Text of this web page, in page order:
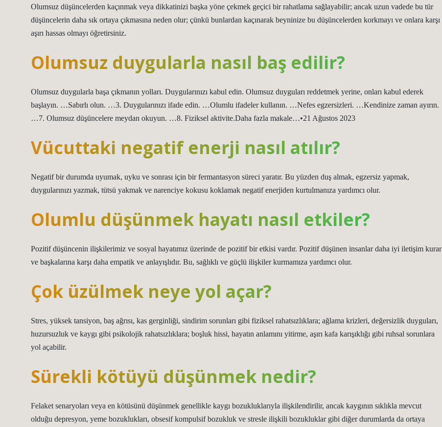
Olumsuz düşüncelerden kaçınmak veya dikkatinizi başka yöne çekmek geçici bir rahatlama sağlayabilir; ancak uzun vadede bu tür
düşüncelerin daha sık ortaya çıkmasına neden olur; çünkü bunlardan kaçınarak beyninize bu düşüncelerden korkmayı ve onlara karşı
aşırı hassas olmayı öğretirsiniz.
Olumsuz duygularla nasıl baş edilir?
Olumsuz duygularla başa çıkmanın yolları. Duygularınızı kabul edin. Olumsuz duyguları reddetmek yerine, onları kabul ederek
başlayın. …Sabırlı olun. …3. Duygularınızı ifade edin. …Olumlu ifadeler kullanın. …Nefes egzersizleri. …Kendinize zaman ayırın.
…7. Olumsuz düşüncelere meydan okuyun. …8. Fiziksel aktivite.Daha fazla makale…•21 Ağustos 2023
Vücuttaki negatif enerji nasıl atılır?
Negatif bir durumda uyumak, uyku ve sonrası için bir fermantasyon süreci yaratır. Bu yüzden duş almak, egzersiz yapmak,
duygularınızı yazmak, tütsü yakmak ve narenciye kokusu koklamak negatif enerjiden kurtulmanıza yardımcı olur.
Olumlu düşünmek hayatı nasıl etkiler?
Pozitif düşüncenin ilişkilerimiz ve sosyal hayatımız üzerinde de pozitif bir etkisi vardır. Pozitif düşünen insanlar daha iyi iletişim kurar
ve başkalarına karşı daha empatik ve anlayışlıdır. Bu, sağlıklı ve güçlü ilişkiler kurmamıza yardımcı olur.
Çok üzülmek neye yol açar?
Stres, yüksek tansiyon, baş ağrısı, kas gerginliği, sindirim sorunları gibi fiziksel rahatsızlıklara; ağlama krizleri, değersizlik duyguları,
huzursuzluk ve kaygı gibi psikolojik rahatsızlıklara; boşluk hissi, hayatın anlamını yitirme, aşırı kafa karışıklığı gibi ruhsal sorunlara
yol açabilir.
Sürekli kötüyü düşünmek nedir?
Felaket senaryoları veya en kötüsünü düşünmek genellikle kaygı bozukluklarıyla ilişkilendirilir, ancak kaygının sıklıkla mevcut
olduğu depresyon, yeme bozuklukları, obsesif kompulsif bozukluk ve stresle ilişkili bozukluklar gibi diğer durumlarda da ortaya